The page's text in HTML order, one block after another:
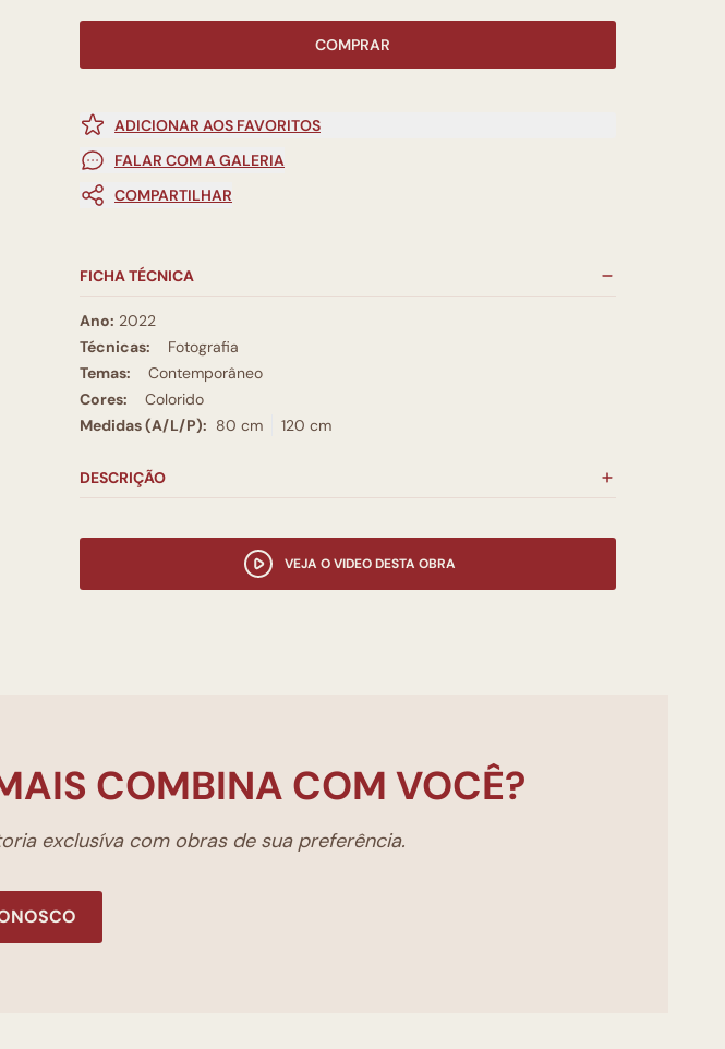
COMPRAR
ADICIONAR AOS FAVORITOS
FALAR COM A GALERIA
COMPARTILHAR
FICHA TÉCNICA
Ano: 2022
Técnicas:
Fotografia
Temas:
Contemporâneo
Cores:
Colorido
Medidas (A/L/P): 80 cm 120 cm
DESCRIÇÃO
VEJA O VIDEO DESTA OBRA
COMBINA COM VOCÊ?
exclusíva com obras de sua preferência.